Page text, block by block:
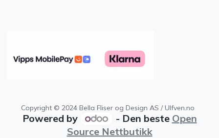
Copyright © 2024 Bella Fliser og Design AS / Ulfven.no
Powered by - Den beste Open
Source Nettbutikk